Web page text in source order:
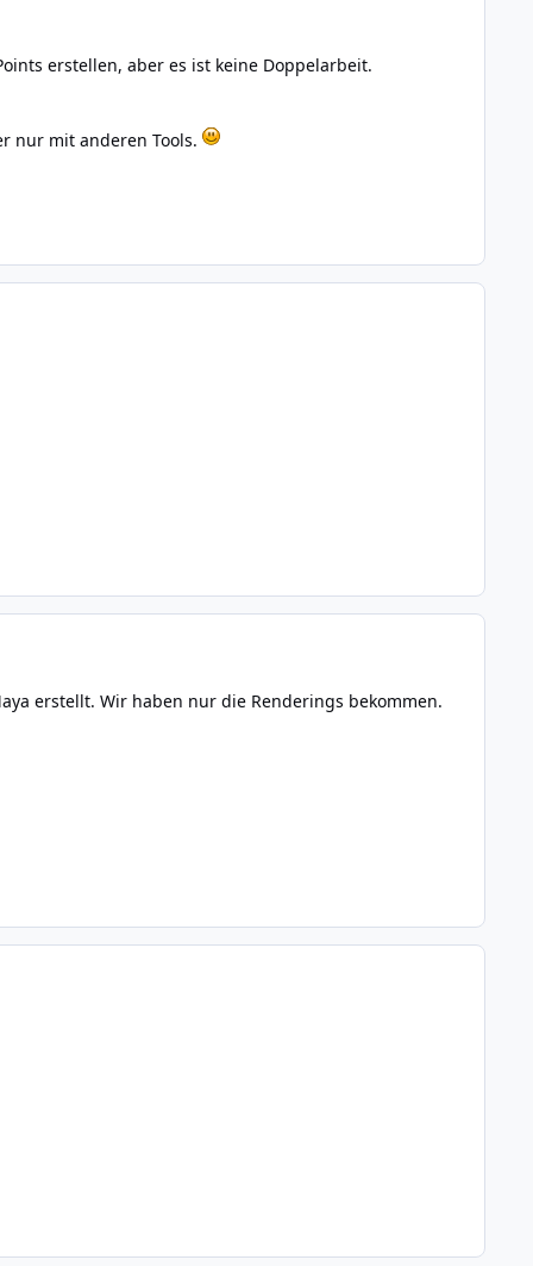
erstellen, aber es ist keine Doppelarbeit.
nur mit anderen Tools.
erstellt. Wir haben nur die Renderings bekommen.